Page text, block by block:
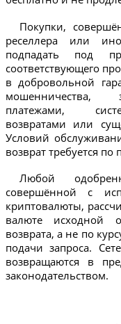
Покупки,
реселлера или
подпадать под
соответствующего
в добровольной
мошенничества,
платежами,
возвратами или
Условий
возврат требуется
Любой
совершённой с
криптовалюты,
валюте исходной
возврата, а не по
подачи запроса.
возвращаются в
законодательством.